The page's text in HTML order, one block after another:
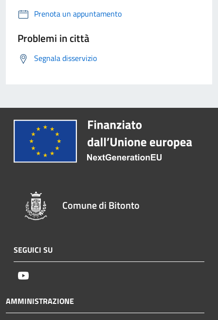
Prenota un appuntamento
Problemi in città
Segnala disservizio
Comune di Bitonto
SEGUICI SU
AMMINISTRAZIONE